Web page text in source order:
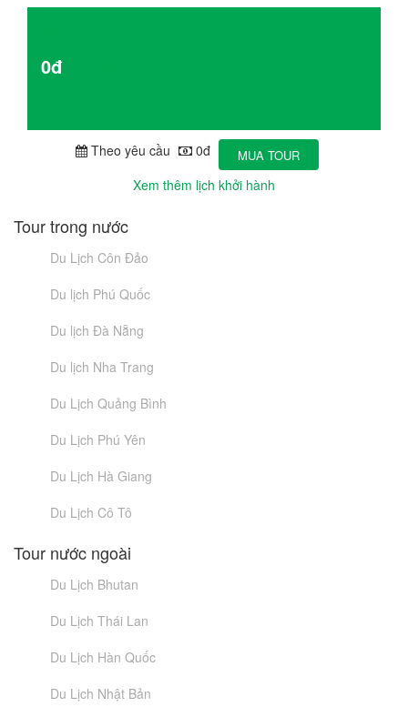
0đ
Theo yêu cầu 0đ MUA TOUR
Xem thêm lịch khởi hành
Tour trong nước
Du Lịch Côn Đảo
Du lịch Phú Quốc
Du lịch Đà Nẵng
Du lịch Nha Trang
Du Lịch Quảng Bình
Du Lịch Phú Yên
Du Lịch Hà Giang
Du Lịch Cô Tô
Tour nước ngoài
Du Lịch Bhutan
Du Lịch Thái Lan
Du Lịch Hàn Quốc
Du Lịch Nhật Bản